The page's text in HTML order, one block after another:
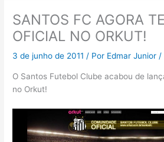
SANTOS FC AGORA
OFICIAL NO ORKUT!
3 de junho de 2011/ Por Edmar Junior/
O Santos Futebol Clube acabou de
no Orkut!